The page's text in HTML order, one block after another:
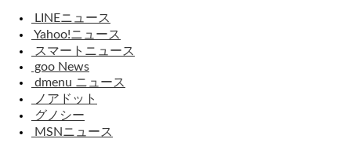
LINEニュース
Yahoo!ニュース
スマートニュース
goo News
dmenu ニュース
ノアドット
グノシー
MSNニュース